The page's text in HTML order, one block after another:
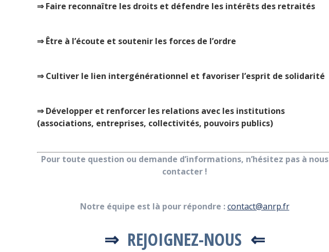
⇒ Faire reconnaître les droits et défendre les intérêts des retraités
⇒ Être à l’écoute et soutenir les forces de l’ordre
⇒ Cultiver le lien intergénérationnel et favoriser l’esprit de solidarité
⇒ Développer et renforcer les relations avec les institutions
(associations, entreprises, collectivités, pouvoirs publics)
Pour toute question ou demande d’informations, n’hésitez pas à nous
contacter !
Notre équipe est là pour répondre :contact@anrp.fr
⇒ REJOIGNEZ-NOUS ⇐